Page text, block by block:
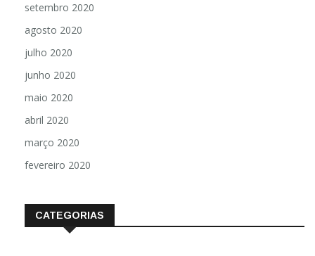
setembro 2020
agosto 2020
julho 2020
junho 2020
maio 2020
abril 2020
março 2020
fevereiro 2020
CATEGORIAS